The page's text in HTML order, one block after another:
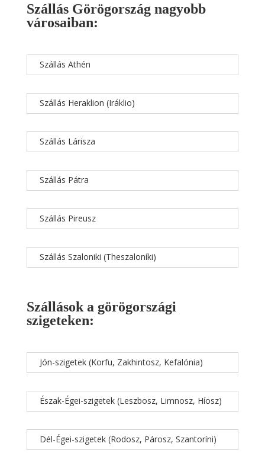
Szállás Görögország nagyobb
városaiban:
Szállás Athén
Szállás Heraklion (Iráklio)
Szállás Lárisza
Szállás Pátra
Szállás Pireusz
Szállás Szaloniki (Theszaloníki)
Szállások a görögországi
szigeteken:
Jón-szigetek (Korfu, Zakhintosz, Kefalónia)
Észak-Égei-szigetek (Leszbosz, Limnosz, Híosz)
Dél-Égei-szigetek (Rodosz, Párosz, Szantoríni)